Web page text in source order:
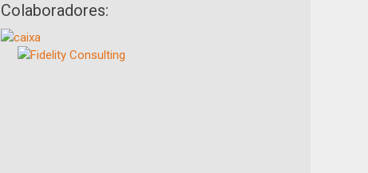
Colaboradores: